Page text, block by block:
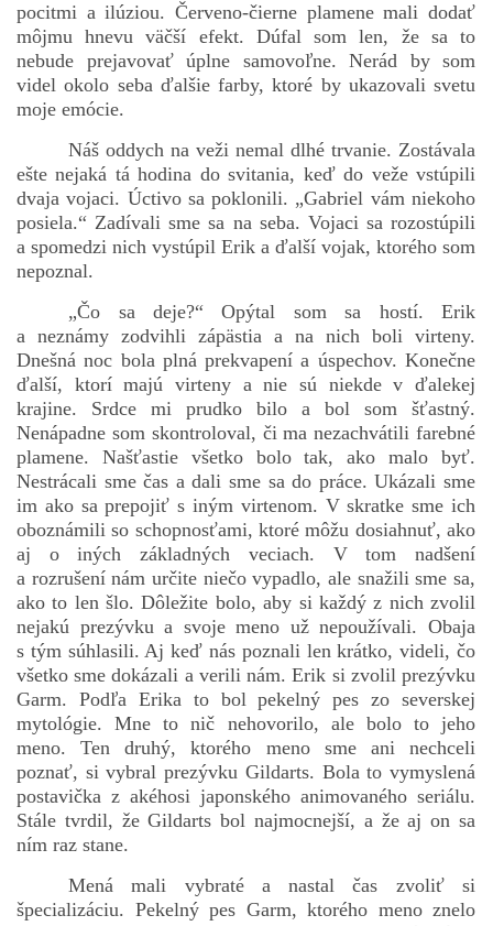
pocitmi a ilúziou. Červeno-čierne plamene mali dodať
môjmu hnevu väčší efekt. Dúfal som len, že sa to
nebude prejavovať úplne samovoľne. Nerád by som
videl okolo seba ďalšie farby, ktoré by ukazovali svetu
moje emócie.
Náš oddych na veži nemal dlhé trvanie. Zostávala
ešte nejaká tá hodina do svitania, keď do veže vstúpili
dvaja vojaci. Úctivo sa poklonili. „Gabriel vám niekoho
posiela.“ Zadívali sme sa na seba. Vojaci sa rozostúpili
a spomedzi nich vystúpil Erik a ďalší vojak, ktorého som
nepoznal.
„Čo sa deje?“ Opýtal som sa hostí. Erik
a neznámy zodvihli zápästia a na nich boli virteny.
Dnešná noc bola plná prekvapení a úspechov. Konečne
ďalší, ktorí majú virteny a nie sú niekde v ďalekej
krajine. Srdce mi prudko bilo a bol som šťastný.
Nenápadne som skontroloval, či ma nezachvátili farebné
plamene. Našťastie všetko bolo tak, ako malo byť.
Nestrácali sme čas a dali sme sa do práce. Ukázali sme
im ako sa prepojiť s iným virtenom. V skratke sme ich
oboznámili so schopnosťami, ktoré môžu dosiahnuť, ako
aj o iných základných veciach. V tom nadšení
a rozrušení nám určite niečo vypadlo, ale snažili sme sa,
ako to len šlo. Dôležite bolo, aby si každý z nich zvolil
nejakú prezývku a svoje meno už nepoužívali. Obaja
s tým súhlasili. Aj keď nás poznali len krátko, videli, čo
všetko sme dokázali a verili nám. Erik si zvolil prezývku
Garm. Podľa Erika to bol pekelný pes zo severskej
mytológie. Mne to nič nehovorilo, ale bolo to jeho
meno. Ten druhý, ktorého meno sme ani nechceli
poznať, si vybral prezývku Gildarts. Bola to vymyslená
postavička z akéhosi japonského animovaného seriálu.
Stále tvrdil, že Gildarts bol najmocnejší, a že aj on sa
ním raz stane.
Mená mali vybraté a nastal čas zvoliť si
špecializáciu. Pekelný pes Garm, ktorého meno znelo